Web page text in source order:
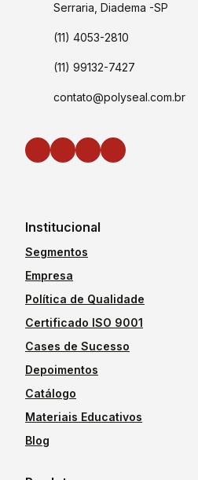
Serraria, Diadema -SP
(11) 4053-2810
(11) 99132-7427
contato@polyseal.com.br
Institucional
Segmentos
Empresa
Política de Qualidade
Certificado ISO 9001
Cases de Sucesso
Depoimentos
Catálogo
Materiais Educativos
Blog